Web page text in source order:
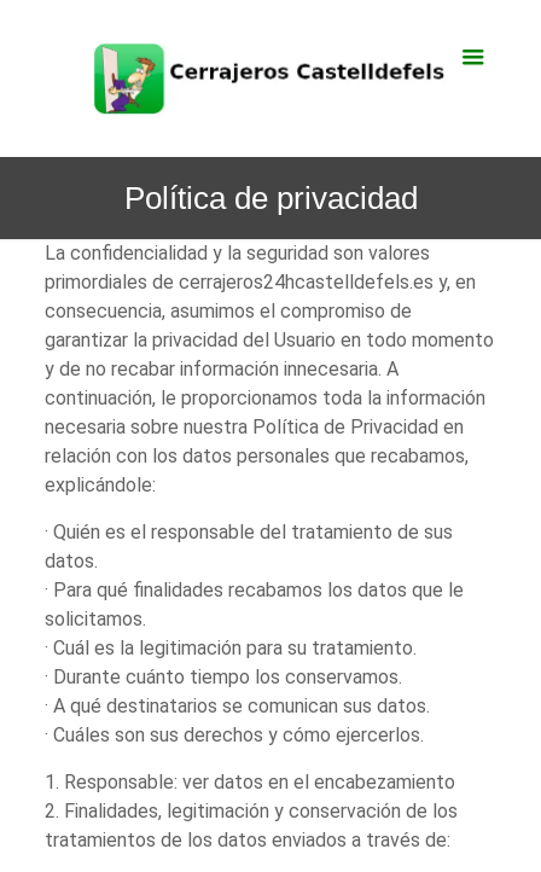
Política de privacidad
La confidencialidad y la seguridad son valores
primordiales de cerrajeros24hcastelldefels.es y, en
consecuencia, asumimos el compromiso de
garantizar la privacidad del Usuario en todo momento
y de no recabar información innecesaria. A
continuación, le proporcionamos toda la información
necesaria sobre nuestra Política de Privacidad en
relación con los datos personales que recabamos,
explicándole:
· Quién es el responsable del tratamiento de sus
datos.
· Para qué finalidades recabamos los datos que le
solicitamos.
· Cuál es la legitimación para su tratamiento.
· Durante cuánto tiempo los conservamos.
· A qué destinatarios se comunican sus datos.
· Cuáles son sus derechos y cómo ejercerlos.
1. Responsable: ver datos en el encabezamiento
2. Finalidades, legitimación y conservación de los
tratamientos de los datos enviados a través de: